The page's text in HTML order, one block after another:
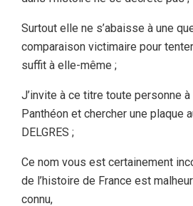
Surtout elle ne s’abaisse à une
comparaison victimaire pour
suffit à elle-même ;
J’invite à ce titre toute personne
Panthéon et chercher une plaque
DELGRES ;
Ce nom vous est certainement
de l’histoire de France est
connu,